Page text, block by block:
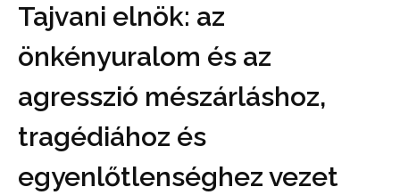
Tajvani elnök: az
önkényuralom és az
agresszió mészárláshoz,
tragédiához és
egyenlőtlenséghez vezet